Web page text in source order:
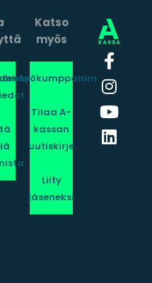
Katso
myös
Tilaa A-
kassan
uutiskirje
Liity
jäseneksi